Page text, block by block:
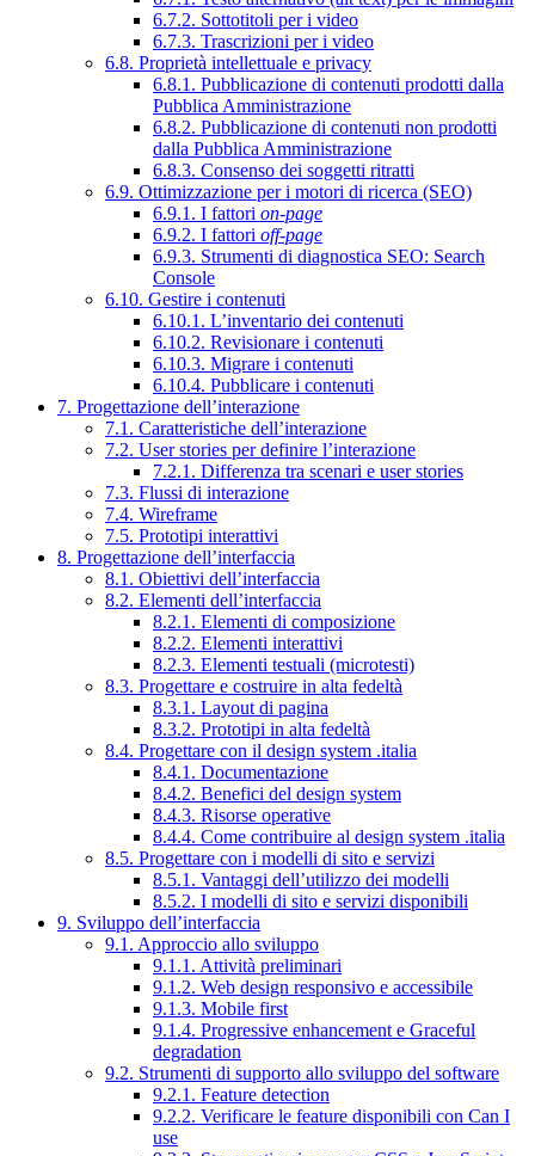
6.7.2. Sottotitoli per i video
6.7.3. Trascrizioni per i video
6.8. Proprietà intellettuale e privacy
6.8.1. Pubblicazione di contenuti prodotti dalla
Pubblica Amministrazione
6.8.2. Pubblicazione di contenuti non prodotti
dalla Pubblica Amministrazione
6.8.3. Consenso dei soggetti ritratti
6.9. Ottimizzazione per i motori di ricerca (SEO)
6.9.1. I fattori on-page
6.9.2. I fattori off-page
6.9.3. Strumenti di diagnostica SEO: Search
Console
6.10. Gestire i contenuti
6.10.1. L’inventario dei contenuti
6.10.2. Revisionare i contenuti
6.10.3. Migrare i contenuti
6.10.4. Pubblicare i contenuti
7. Progettazione dell’interazione
7.1. Caratteristiche dell’interazione
7.2. User stories per definire l’interazione
7.2.1. Differenza tra scenari e user stories
7.3. Flussi di interazione
7.4. Wireframe
7.5. Prototipi interattivi
8. Progettazione dell’interfaccia
8.1. Obiettivi dell’interfaccia
8.2. Elementi dell’interfaccia
8.2.1. Elementi di composizione
8.2.2. Elementi interattivi
8.2.3. Elementi testuali (microtesti)
8.3. Progettare e costruire in alta fedeltà
8.3.1. Layout di pagina
8.3.2. Prototipi in alta fedeltà
8.4. Progettare con il design system .italia
8.4.1. Documentazione
8.4.2. Benefici del design system
8.4.3. Risorse operative
8.4.4. Come contribuire al design system .italia
8.5. Progettare con i modelli di sito e servizi
8.5.1. Vantaggi dell’utilizzo dei modelli
8.5.2. I modelli di sito e servizi disponibili
9. Sviluppo dell’interfaccia
9.1. Approccio allo sviluppo
9.1.1. Attività preliminari
9.1.2. Web design responsivo e accessibile
9.1.3. Mobile first
9.1.4. Progressive enhancement e Graceful
degradation
9.2. Strumenti di supporto allo sviluppo del software
9.2.1. Feature detection
9.2.2. Verificare le feature disponibili con Can I
use